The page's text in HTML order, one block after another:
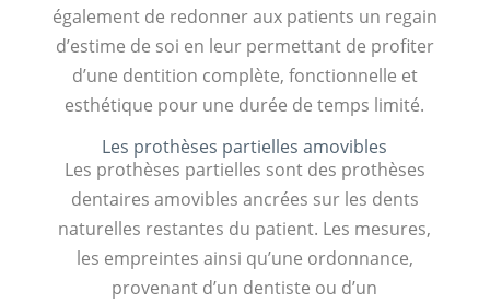
également de redonner aux patients un regain
d’estime de soi en leur permettant de profiter
d’une dentition complète, fonctionnelle et
esthétique pour une durée de temps limité.
Les prothèses partielles amovibles
Les prothèses partielles sont des prothèses
dentaires amovibles ancrées sur les dents
naturelles restantes du patient. Les mesures,
les empreintes ainsi qu’une ordonnance,
provenant d’un dentiste ou d’un